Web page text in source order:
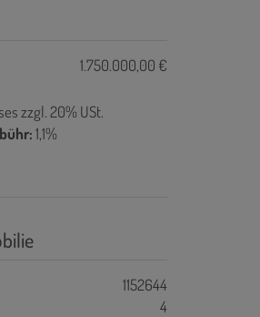
1.750.000,00 €
zzgl. 20% USt.
1,1%
1152644
4